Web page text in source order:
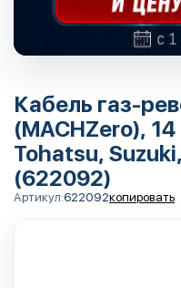
Кабель газ-
(MACHZero),
Tohatsu,
(622092)
Артикул:622092копировать